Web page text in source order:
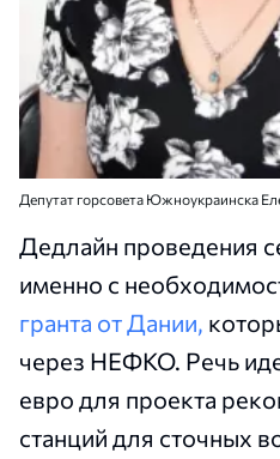
Депутат горсовета Южноукраинска
Дедлайн проведения
именно с
гранта от Дании,
через НЕФКО. Речь
евро для проекта
станций для сточных